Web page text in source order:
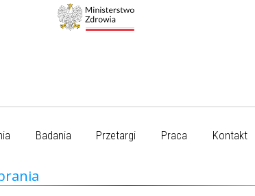
Badania Przetargi Praca Kontakt